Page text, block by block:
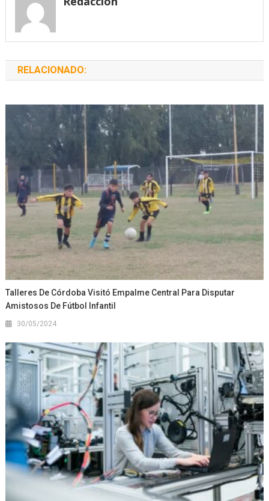
RELACIONADO:
Talleres De Córdoba Visitó Empalme Central Para Disputar
Amistosos De Fútbol Infantil
30/05/2024